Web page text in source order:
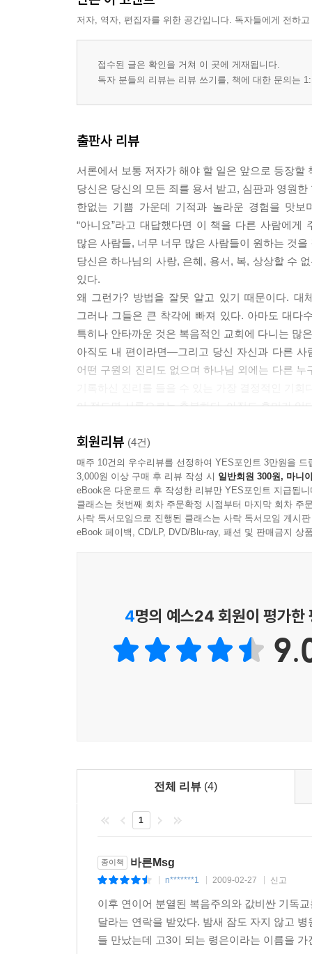
겉으로 드러나지 않은 영/무지는 핑계가 되지 않
저자, 역자, 편집자를 위한 공간입니다. 독자들에게 전하
접수된 글은 확인을 거쳐 이 곳에 게재됩니다.
독자 분들의 리뷰는 리뷰 쓰기를, 책에 대한 문의는
출판사 리뷰
서론에서 보통 저자가 해야 할 일은 앞으로 등장할
당신은 당신의 모든 죄를 용서 받고, 심판과 영원
한없는 기쁨 가운데 기적과 놀라운 경험을 맛
“아니요”라고 대답했다면 이 책을 다른 사람에게
많은 사람들, 너무 너무 많은 사람들이 원하는 것
당신은 하나님의 사랑, 은혜, 용서, 복, 상상할 수
있다.
왜 그런가? 방법을 잘못 알고 있기 때문이다. 대
그러나 그들은 큰 착각에 빠져 있다. 아마도 대다
특히나 안타까운 것은 복음적인 교회에 다니는 많
아직도 내 편이라면―그리고 당신 자신과 다른
어떤 구원의 진리도 없으며 하나님 외에는 다른
이 정도면 서론으로는 충분하다. 아직도 흥미가
- 존 맥아더
회원리뷰 (4건)
매주 10건의 우수리뷰를 선정하여 YES포인트 3만원을 드
3,000원 이상 구매 후 리뷰 작성 시 일반회원 300원, 마니
eBook은 다운로드 후 작성한 리뷰만 YES포인트 지급됩니
클래스는 첫번째 회차 주문확정 시점부터 마지막 회차 주
사락 독서모임으로 진행된 클래스는 사락 독서모임 게시
eBook 페이백, CD/LP, DVD/Blu-ray, 패션 및 판매금지 상
4명의 예스24 회원이 평가한
전체 리뷰 (4)
1
종이책 바른Msg
n*******1 2009-02-27 신고
이후 연이어 분열된 복음주의와 값비싼 기독
달라는 연락을 받았다. 밤새 잠도 자지 않고
들 만났는데 고3이 되는 령은이라는 이름을